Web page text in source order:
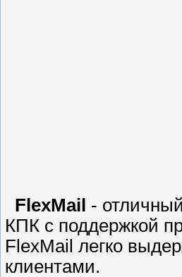
FlexMail -
КПК с поддержкой
FlexMail легко
клиентами.